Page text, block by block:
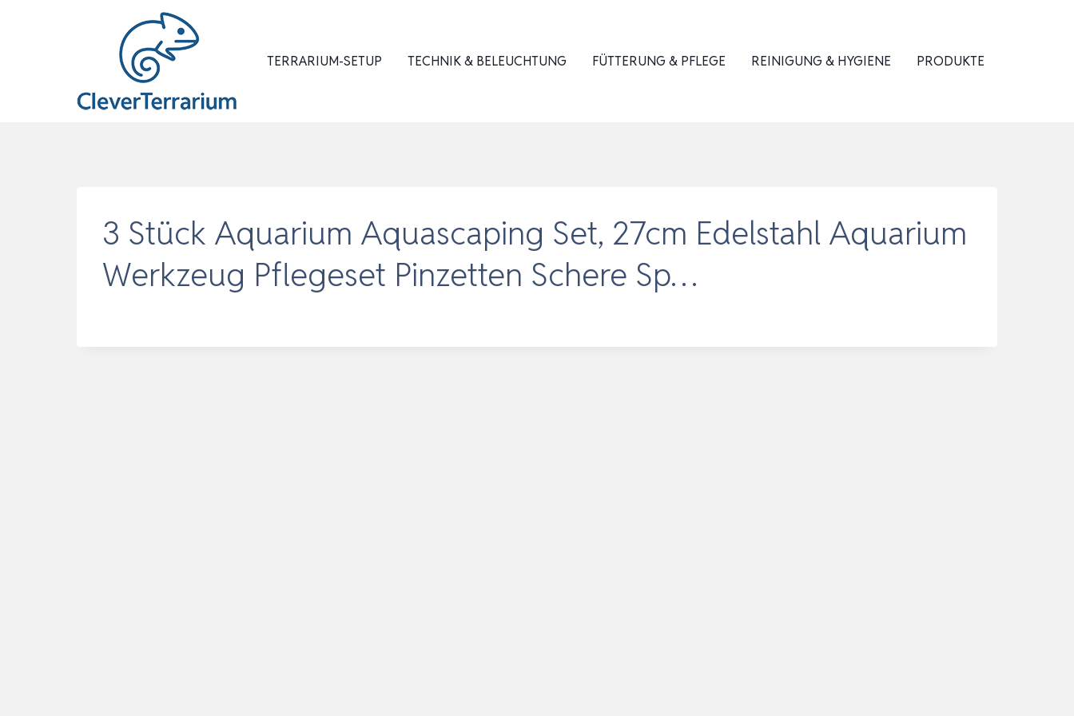
TERRARIUM-SETUP TECHNIK & BELEUCHTUNG FÜTTERUNG & PFLEGE REINIGUNG & HYGIENE PRODUKTE
3 Stück Aquarium Aquascaping Set, 27cm Edelstahl Aquarium
Werkzeug Pflegeset Pinzetten Schere Sp…